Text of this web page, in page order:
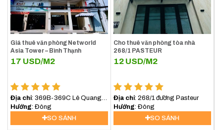
Giá thuê văn phòng Networld
Asia Tower – Bình Thạnh
17 USD/M2
Địa chỉ: 369B-369C Lê Quang
Định, Phường Bình lợi
Trung,TP.HCM
Hướng : Đông
SO SÁNH
Cho thuê văn phòng tòa nhà
268/1 PASTEUR
12 USD/M2
Địa chỉ: 268/1 đường Pasteur
Hướng : Đông
SO SÁNH